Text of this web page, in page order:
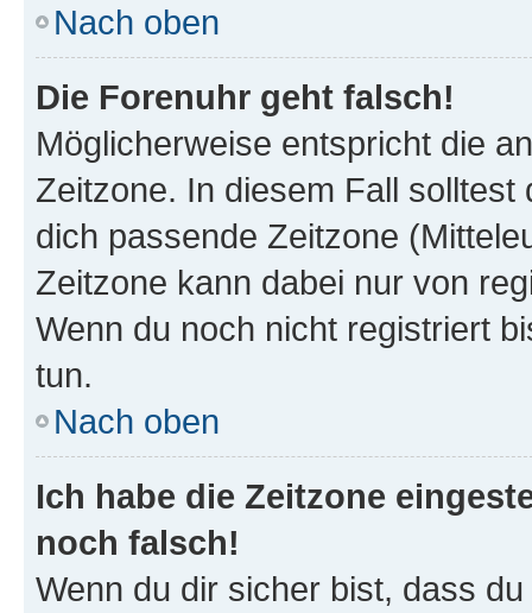
Nach oben
Die Forenuhr geht falsch!
Möglicherweise entspricht die
Zeitzone. In diesem Fall solltest
dich passende Zeitzone
Zeitzone kann dabei nur von
Wenn du noch nicht registriert
tun.
Nach oben
Ich habe die Zeitzone
noch falsch!
Wenn du dir sicher bist, dass